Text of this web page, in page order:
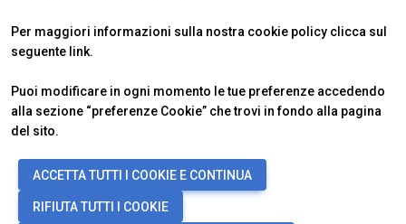
Per maggiori informazioni sulla nostra cookie policy clicca sul
seguente link.
Puoi modificare in ogni momento le tue preferenze accedendo
alla sezione “preferenze Cookie” che trovi in fondo alla pagina
del sito.
ACCETTA TUTTI I COOKIE E CONTINUA
RIFIUTA TUTTI I COOKIE
ESPORRE
Perché esporre
Info utili
INFO UTILI
© 2026ITALIAN EXHIBITION GROUP SpA - Via Emilia 155, 47921 Rimini
(Italy) - Registro Imprese Rimini e C.F./P.I. 00139440408 - Cap. Soc.
52.214.897 i.v. -Copyright & disclaimer